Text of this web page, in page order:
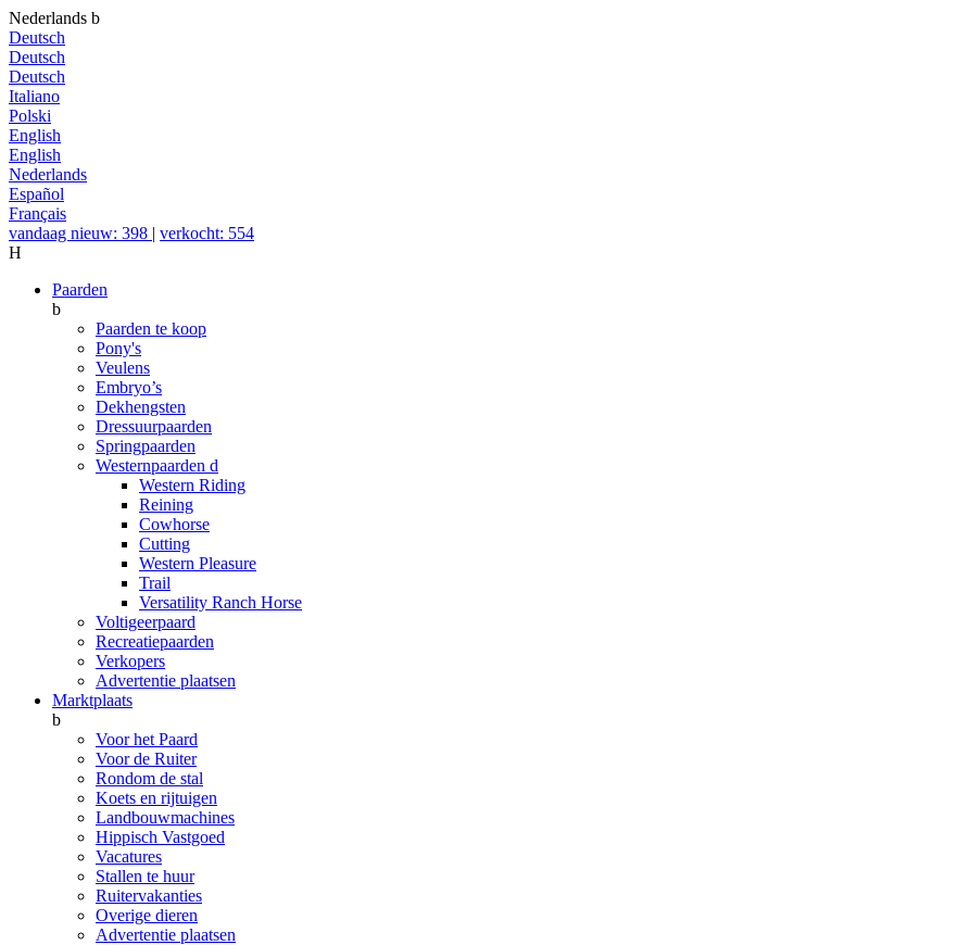
Nederlands b
Deutsch
Deutsch
Deutsch
Italiano
Polski
English
English
Nederlands
Español
Français
vandaag nieuw: 398 | verkocht: 554
H
Paarden
b
Paarden te koop
Pony's
Veulens
Embryo’s
Dekhengsten
Dressuurpaarden
Springpaarden
Westernpaarden d
Western Riding
Reining
Cowhorse
Cutting
Western Pleasure
Trail
Versatility Ranch Horse
Voltigeerpaard
Recreatiepaarden
Verkopers
Advertentie plaatsen
Marktplaats
b
Voor het Paard
Voor de Ruiter
Rondom de stal
Koets en rijtuigen
Landbouwmachines
Hippisch Vastgoed
Vacatures
Stallen te huur
Ruitervakanties
Overige dieren
Advertentie plaatsen